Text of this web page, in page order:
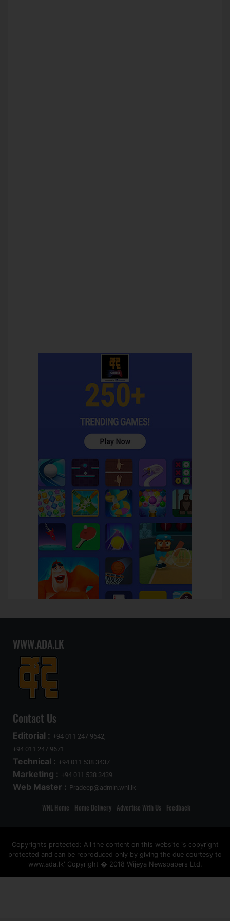
WWW.ADA.LK
Contact Us
Editorial : +94 011 247 9642,
+94 011 247 9671
Technical : +94 011 538 3437
Marketing : +94 011 538 3439
Web Master : Pradeep@admin.wnl.lk
WNL Home Home Delivery Advertise With Us Feedback
Copyrights protected: All the content on this website is copyright
protected and can be reproduced only by giving the due courtesy to
www.ada.lk' Copyright � 2018 Wijeya Newspapers Ltd.